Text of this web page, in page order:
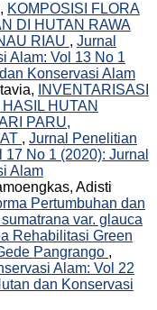
KOMPOSISI FLORA
DI HUTAN RAWA
RIAU , Jurnal
Alam: Vol 13 No 1
Konservasi Alam
INVENTARISASI
HUTAN
PARU,
, Jurnal Penelitian
No 1 (2020): Jurnal
Alam
Adisti
Pertumbuhan dan
var. glauca
Rehabilitasi Green
Pangrango ,
Alam: Vol 22
dan Konservasi